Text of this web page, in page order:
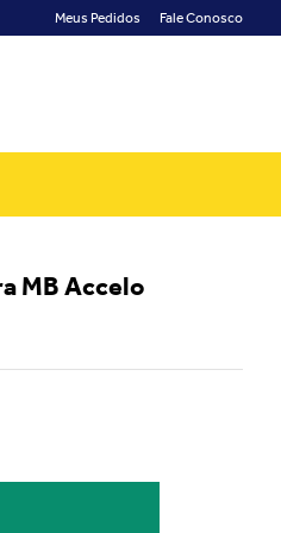
Meus Pedidos Fale Conosco
MB Accelo